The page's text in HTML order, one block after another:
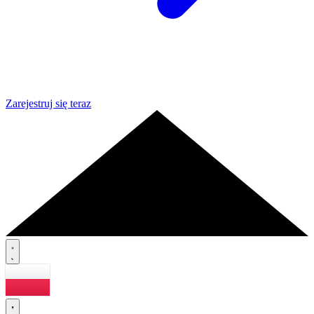
Zarejestruj się teraz